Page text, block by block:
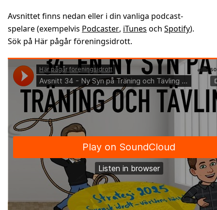
Avsnittet finns nedan eller i din vanliga podcast-
spelare (exempelvis Podcaster, iTunes och Spotify).
Sök på Här pågår föreningsidrott.